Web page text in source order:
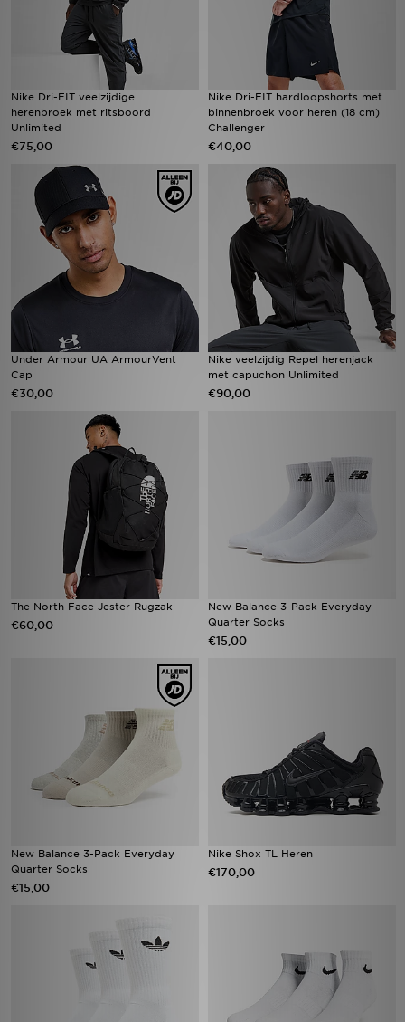
Nike Dri-FIT veelzijdige
herenbroek met ritsboord
Unlimited
€75,00
Nike Dri-FIT hardloopshorts met
binnenbroek voor heren (18 cm)
Challenger
€40,00
Under Armour UA ArmourVent
Cap
€30,00
Nike veelzijdig Repel herenjack
met capuchon Unlimited
€90,00
The North Face Jester Rugzak
€60,00
New Balance 3-Pack Everyday
Quarter Socks
€15,00
New Balance 3-Pack Everyday
Quarter Socks
€15,00
Nike Shox TL Heren
€170,00